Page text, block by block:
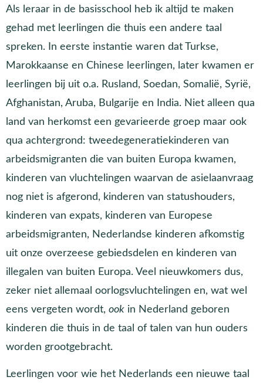
Als leraar in de basisschool heb ik altijd te maken
gehad met leerlingen die thuis een andere taal
spreken. In eerste instantie waren dat Turkse,
Marokkaanse en Chinese leerlingen, later kwamen er
leerlingen bij uit o.a. Rusland, Soedan, Somalië, Syrië,
Afghanistan, Aruba, Bulgarije en India. Niet alleen qua
land van herkomst een gevarieerde groep maar ook
qua achtergrond: tweedegeneratiekinderen van
arbeidsmigranten die van buiten Europa kwamen,
kinderen van vluchtelingen waarvan de asielaanvraag
nog niet is afgerond, kinderen van statushouders,
kinderen van expats, kinderen van Europese
arbeidsmigranten, Nederlandse kinderen afkomstig
uit onze overzeese gebiedsdelen en kinderen van
illegalen van buiten Europa. Veel nieuwkomers dus,
zeker niet allemaal oorlogsvluchtelingen en, wat wel
eens vergeten wordt, ook in Nederland geboren
kinderen die thuis in de taal of talen van hun ouders
worden grootgebracht.
Leerlingen voor wie het Nederlands een nieuwe taal